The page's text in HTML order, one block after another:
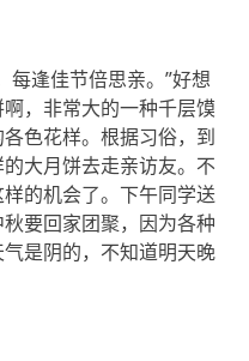
每逢佳节倍思亲。”好想
，非常大的一种千层馍
色花样。根据习俗，到
大月饼去走亲访友。不
的机会了。下午同学送
要回家团聚，因为各种
是阴的，不知道明天晚